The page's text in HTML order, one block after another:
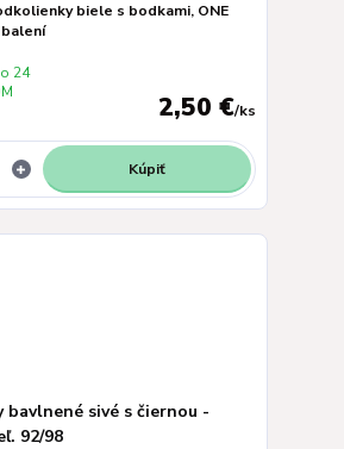
biele s bodkami, ONE
balení
2,50 €/ks
24
Kúpiť